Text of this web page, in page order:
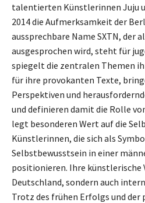
talentierten Künstlerinnen Juju
2014 die Aufmerksamkeit der
aussprechbare Name SXTN, der
ausgesprochen wird, steht für
spiegelt die zentralen Themen
für ihre provokanten Texte,
Perspektiven und
und definieren damit die Rolle
legt besonderen Wert auf die
Künstlerinnen, die sich als
Selbstbewusstsein in einer
positionieren. Ihre künstlerische
Deutschland, sondern auch
Trotz des frühen Erfolgs und der